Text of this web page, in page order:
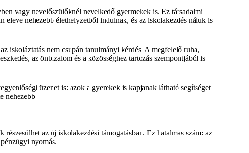
vagy nevelőszülőknél nevelkedő gyermekek is. Ez társadalmi
eleve nehezebb élethelyzetből indulnak, és az iskolakezdés náluk is
iskoláztatás nem csupán tanulmányi kérdés. A megfelelő ruha,
az önbizalom és a közösséghez tartozás szempontjából is
üzenet is: azok a gyerekek is kapjanak látható segítséget
nehezebb.
az új iskolakezdési támogatásban. Ez hatalmas szám: azt
nyomás.